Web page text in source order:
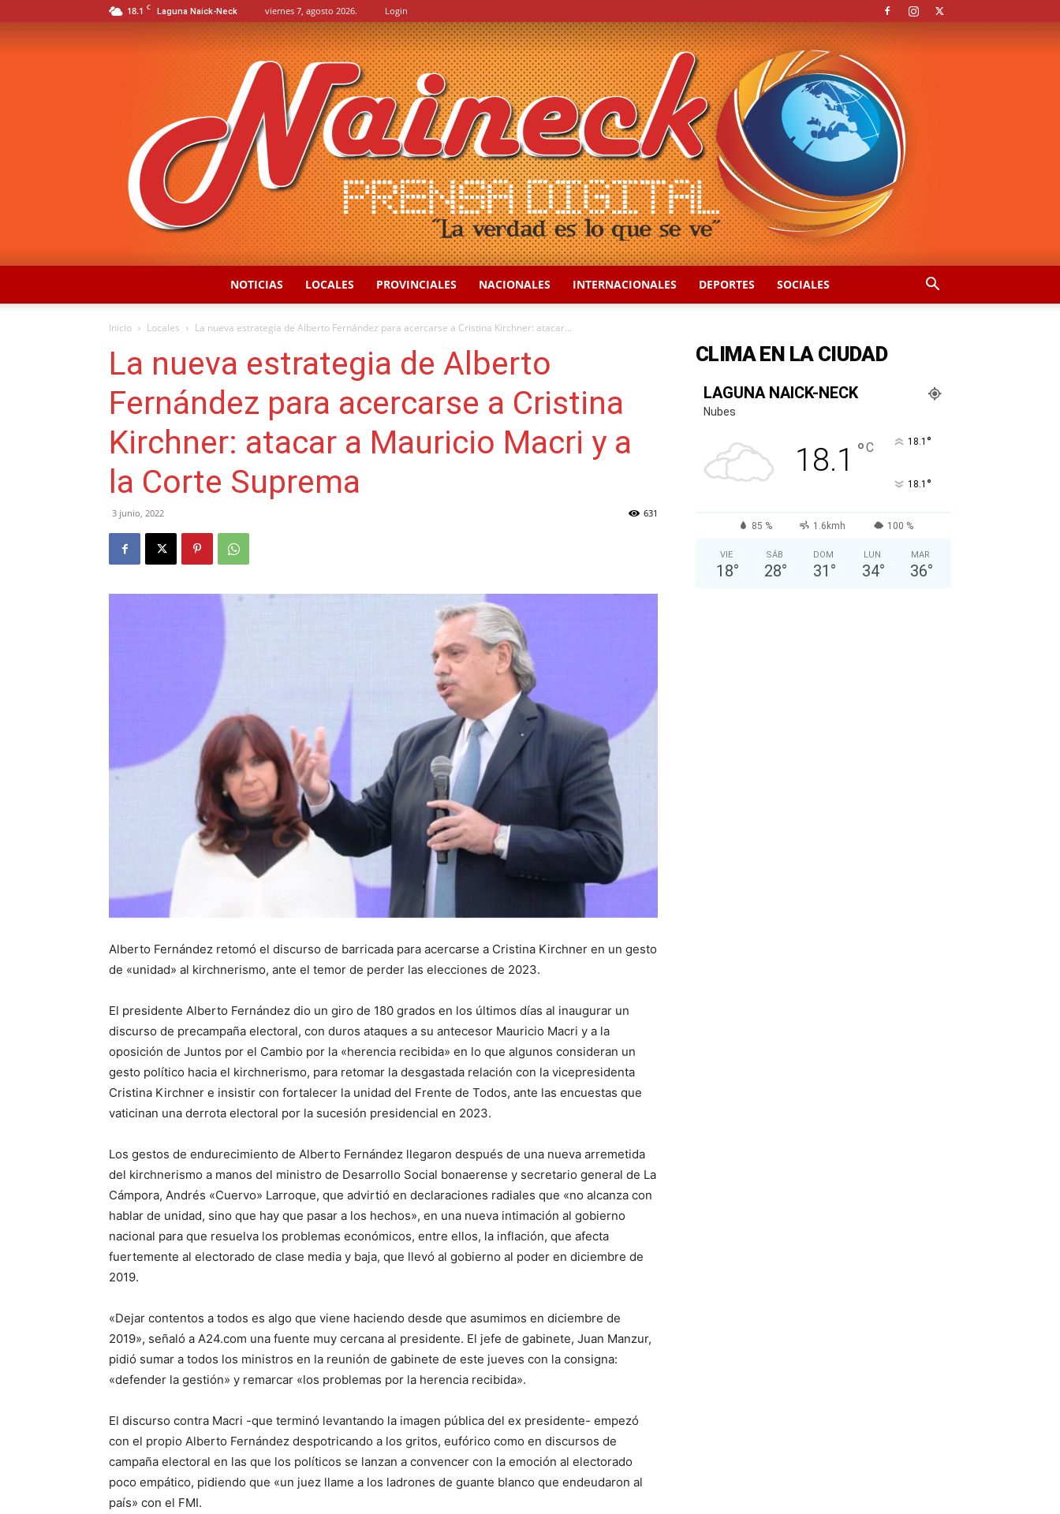
18.1 C Laguna Naick-Neck viernes 7, agosto 2026. Login
NAINECK
La
es
que
se
ve…
NOTICIAS LOCALES PROVINCIALES NACIONALES INTERNACIONALES DEPORTES SOCIALES
Inicio Locales La nueva estrategia de Alberto Fernández para acercarse a Cristina Kirchner: atacar...
La nueva estrategia de Alberto
Fernández para acercarse a Cristina
Kirchner: atacar a Mauricio Macri y a
la Corte Suprema
3 junio, 2022 631
Alberto Fernández retomó el discurso de barricada para acercarse a Cristina Kirchner en un gesto
de «unidad» al kirchnerismo, ante el temor de perder las elecciones de 2023.
El presidente Alberto Fernández dio un giro de 180 grados en los últimos días al inaugurar un
discurso de precampaña electoral, con duros ataques a su antecesor Mauricio Macri y a la
oposición de Juntos por el Cambio por la «herencia recibida» en lo que algunos consideran un
gesto político hacia el kirchnerismo, para retomar la desgastada relación con la vicepresidenta
Cristina Kirchner e insistir con fortalecer la unidad del Frente de Todos, ante las encuestas que
vaticinan una derrota electoral por la sucesión presidencial en 2023.
Los gestos de endurecimiento de Alberto Fernández llegaron después de una nueva arremetida
del kirchnerismo a manos del ministro de Desarrollo Social bonaerense y secretario general de La
Cámpora, Andrés «Cuervo» Larroque, que advirtió en declaraciones radiales que «no alcanza con
hablar de unidad, sino que hay que pasar a los hechos», en una nueva intimación al gobierno
nacional para que resuelva los problemas económicos, entre ellos, la inflación, que afecta
fuertemente al electorado de clase media y baja, que llevó al gobierno al poder en diciembre de
2019.
«Dejar contentos a todos es algo que viene haciendo desde que asumimos en diciembre de
2019», señaló a A24.com una fuente muy cercana al presidente. El jefe de gabinete, Juan Manzur,
pidió sumar a todos los ministros en la reunión de gabinete de este jueves con la consigna:
«defender la gestión» y remarcar «los problemas por la herencia recibida».
El discurso contra Macri -que terminó levantando la imagen pública del ex presidente- empezó
con el propio Alberto Fernández despotricando a los gritos, eufórico como en discursos de
campaña electoral en las que los políticos se lanzan a convencer con la emoción al electorado
poco empático, pidiendo que «un juez llame a los ladrones de guante blanco que endeudaron al
país» con el FMI.
CLIMA EN LA CIUDAD
LAGUNA NAICK-NECK
Nubes
18.1 °C 18.1 °
18.1 °
85 % 1.6kmh 100 %
VIE
18°
SÁB
28°
DOM
31 °
LUN
34°
MAR
36°